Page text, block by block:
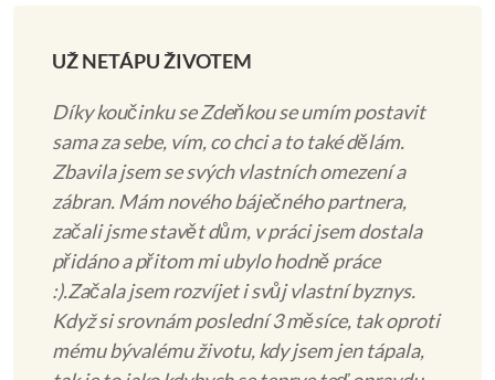
UŽ NETÁPU ŽIVOTEM
Díky koučinku se Zdeňkou se umím postavit
sama za sebe, vím, co chci a to také dělám.
Zbavila jsem se svých vlastních omezení a
zábran. Mám nového báječného partnera,
začali jsme stavět dům, v práci jsem dostala
přidáno a přitom mi ubylo hodně práce
:).Začala jsem rozvíjet i svůj vlastní byznys.
Když si srovnám poslední 3 měsíce, tak oproti
mému bývalému životu, kdy jsem jen tápala,